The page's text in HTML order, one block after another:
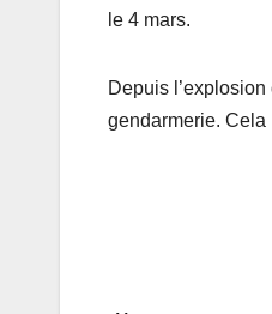
le 4 mars.
Depuis
gendarmerie. Cela